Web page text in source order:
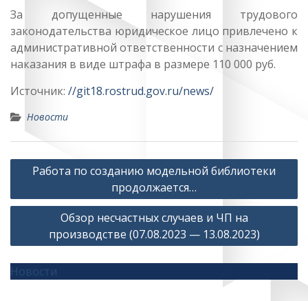
За допущенные нарушения трудового
законодательства юридическое лицо привлечено к
административной ответственности с назначением
наказания в виде штрафа в размере 110 000 руб.
Источник: //git18.rostrud.gov.ru/news/
Новости
Навигация
записям
Работа по созданию модельной библиотеки
продолжается…
Обзор несчастных случаев и ЧП на
производстве (07.08.2023 — 13.08.2023)
Новости